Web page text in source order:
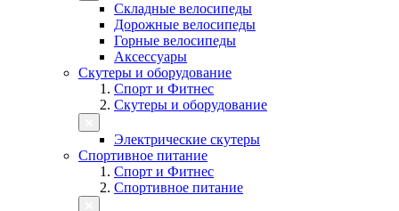
Складные велосипеды
Дорожные велосипеды
Горные велосипеды
Аксессуары
Скутеры и оборудование
Спорт и Фитнес
Скутеры и оборудование
Электрические скутеры
Спортивное питание
Спорт и Фитнес
Спортивное питание